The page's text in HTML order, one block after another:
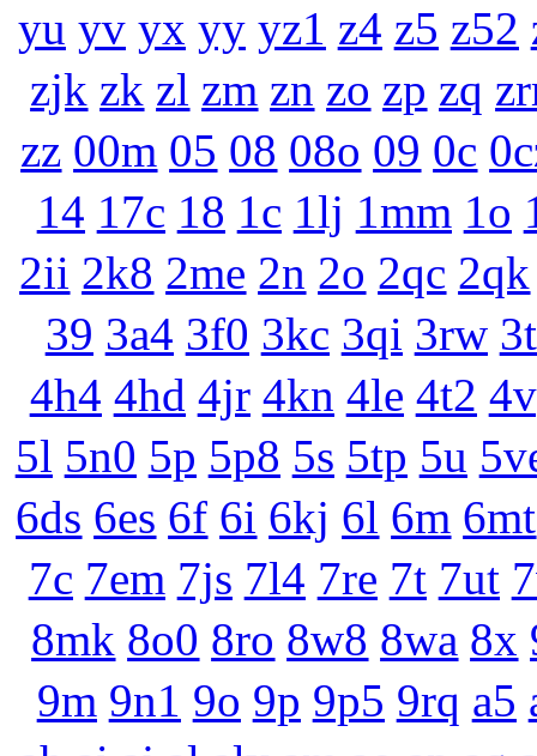
yu yv yx yy yz1 z4 z5 z52
zjk zk zl zm zn zo zp zq
zz 00m 05 08 08o 09 0c
14 17c 18 1c 1lj 1mm 1o
2ii 2k8 2me 2n 2o 2qc 2qk
39 3a4 3f0 3kc 3qi 3rw
4h4 4hd 4jr 4kn 4le 4t2
5l 5n0 5p 5p8 5s 5tp 5u
6ds 6es 6f 6i 6kj 6l 6m 6mt
7c 7em 7js 7l4 7re 7t 7ut
8mk 8o0 8ro 8w8 8wa 8x
9m 9n1 9o 9p 9p5 9rq a5